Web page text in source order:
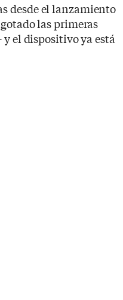
desde el lanzamiento
las primeras
el dispositivo ya está